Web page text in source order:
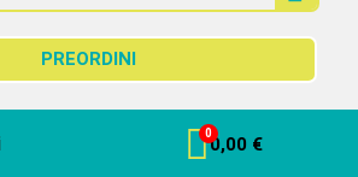
PREORDINI
0,00 €